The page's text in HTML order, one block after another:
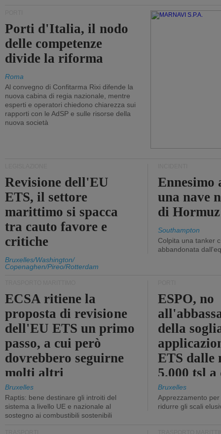
Porti d'Italia, il nodo
delle competenze
divide la riforma
Roma
Al convegno di Confitarma Rixi difende la
nuova cabina di regia nazionale, mentre
esperti e operatori chiedono chiarezza sui
rapporti con le AdSP e sulle risorse della
nuova società
Revisione dell'EU
ETS, il settore
marittimo si spacca
tra cauto favore e
critiche
Bruxelles/Washington/
Copenaghen/Pireo/Rotterdam
Ennesimo
una nave
di Hormuz
Southampton
Colpita una tanker
abbandonata
ECSA ritiene la
proposta di revisione
dell'EU ETS un primo
passo, a cui però
dovrebbero seguirne
molti altri
Bruxelles
Raptis: bene destinare gli introiti del
sistema a livello UE e nazionale al
sostegno ai combustibili sostenibili
ESPO, no
della
ETS dalle
5.000 tsl
400 tsl
Bruxelles
Apprezzamento
ridurre gli scali